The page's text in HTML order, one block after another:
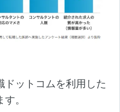
ドットコムを利用した
。